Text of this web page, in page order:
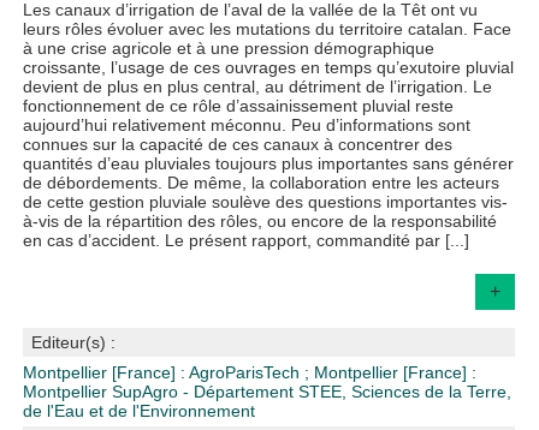
Les canaux d’irrigation de l’aval de la vallée de la Têt ont vu
leurs rôles évoluer avec les mutations du territoire catalan. Face
à une crise agricole et à une pression démographique
croissante, l’usage de ces ouvrages en temps qu’exutoire pluvial
devient de plus en plus central, au détriment de l’irrigation. Le
fonctionnement de ce rôle d’assainissement pluvial reste
aujourd’hui relativement méconnu. Peu d’informations sont
connues sur la capacité de ces canaux à concentrer des
quantités d’eau pluviales toujours plus importantes sans générer
de débordements. De même, la collaboration entre les acteurs
de cette gestion pluviale soulève des questions importantes vis-
à-vis de la répartition des rôles, ou encore de la responsabilité
en cas d’accident. Le présent rapport, commandité par [...]
+
Editeur(s) :
Montpellier [France] : AgroParisTech ; Montpellier [France] :
Montpellier SupAgro - Département STEE, Sciences de la Terre,
de l'Eau et de l'Environnement